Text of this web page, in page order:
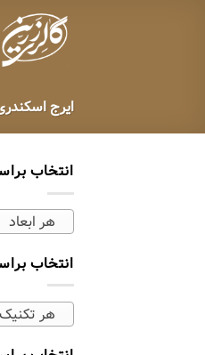
ایرج
انتخاب
هر ابعاد
انتخاب
هر تکنیک